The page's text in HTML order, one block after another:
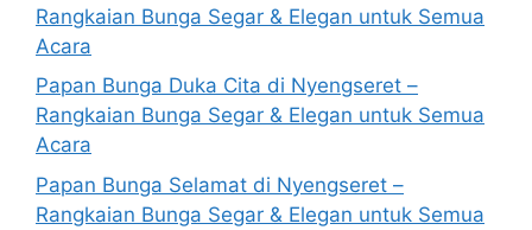
Rangkaian Bunga Segar & Elegan untuk Semua
Acara
Papan Bunga Duka Cita di Nyengseret –
Rangkaian Bunga Segar & Elegan untuk Semua
Acara
Papan Bunga Selamat di Nyengseret –
Rangkaian Bunga Segar & Elegan untuk Semua